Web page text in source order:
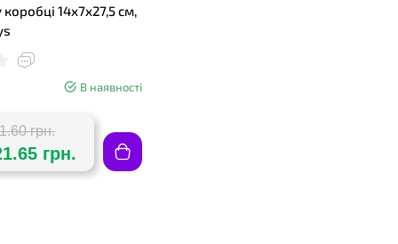
14х7х27,5 см,
В наявності
грн.
грн.